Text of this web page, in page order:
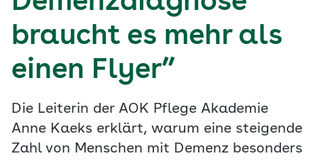
braucht es mehr als
einen Flyer”
Die Leiterin der AOK Pflege Akademie
Anne Kaeks erklärt, warum eine steigende
Zahl von Menschen mit Demenz besonders